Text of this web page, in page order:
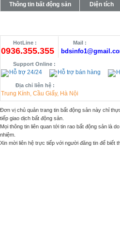
Thông tin bất động sản Diện tích
HotLine :
0936.355.355
Mail :
Support Online :
Hỗ trợ 24/24 Hỗ trợ bán hàng
Địa chỉ liên hệ :
Trung Kính, Cầu Giấy, Hà Nội
Đơn vị chủ quản trang tin bất động sản này chỉ
tiếp giao dịch bất động sản.
Mọi thông tin liên quan tới tin rao bất động sản là
nhiệm.
Xin mời liên hệ trực tiếp với người đăng tin để biết